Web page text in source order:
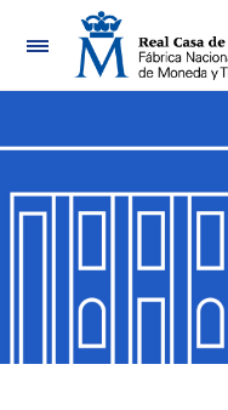
Show/Hide
Show/Hide
Show/Hide